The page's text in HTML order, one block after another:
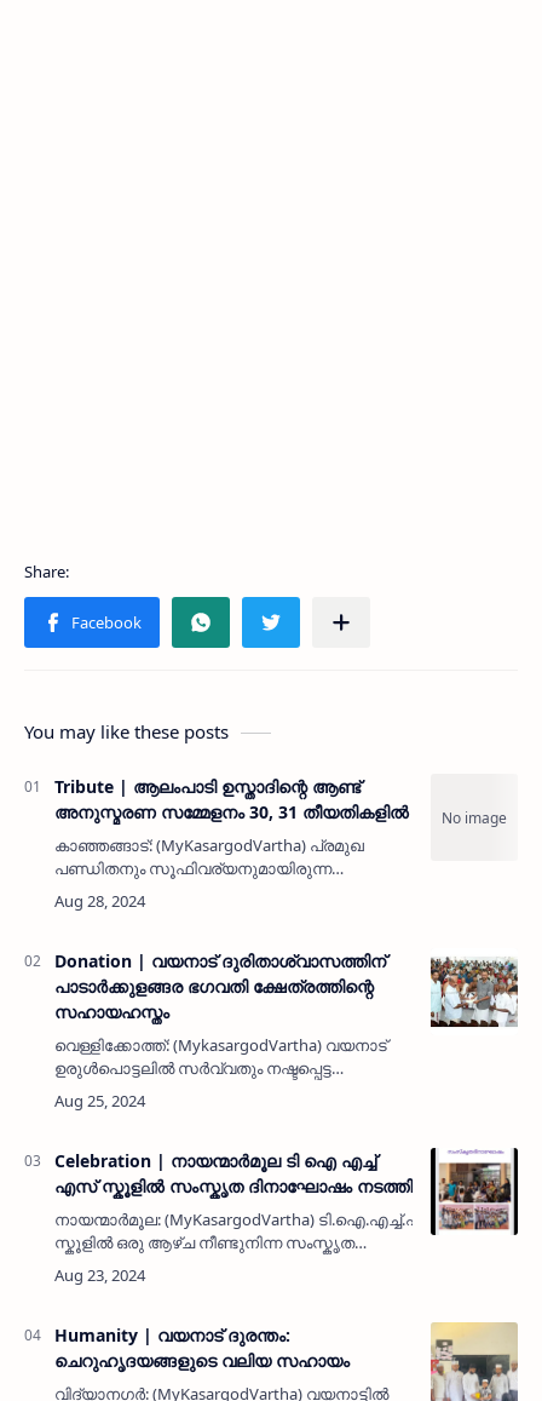
You may like these posts
Tribute | ആലംപാടി ഉസ്താദിന്റെ ആണ്ട്
അനുസ്മരണ സമ്മേളനം 30, 31 തീയതികളിൽ
കാഞ്ഞങ്ങാട്: (MyKasargodVartha) പ്രമുഖ
പണ്ഡിതനും സൂഫിവര്യനുമായിരുന്ന
ആലംപാടി ഉസ്താദ് എന്ന എ എം കുഞ്ഞബ്ദുല്ല
മുസ്ലിയാരുടെ പതിമൂന്നാം ആണ്ട് അനുസ്മരണ
Donation | വയനാട് ദുരിതാശ്വാസത്തിന്
പാടാർക്കുളങ്ങര ഭഗവതി ക്ഷേത്രത്തിന്റെ
സഹായഹസ്തം
വെള്ളിക്കോത്ത്: (MykasargodVartha) വയനാട്
ഉരുൾപൊട്ടലിൽ സർവ്വതും നഷ്ടപ്പെട്ട
ജനങ്ങളുടെ സഹായത്തിനായി സർക്കാറിന്റെ
പുനരധിവാസ പ്രവർത്തനങ്ങൾക്ക് ശക്തി
Celebration | നായന്മാർമൂല ടി ഐ എച്ച്
എസ് സ്കൂളിൽ സംസ്കൃത ദിനാഘോഷം നടത്തി
നായന്മാർമൂല: (MyKasargodVartha) ടി.ഐ.എച്ച്.എസ്.
സ്കൂളിൽ ഒരു ആഴ്ച നീണ്ടുനിന്ന സംസ്കൃത
ദിനാഘോഷ പരിപാടി ഹെഡ്മാസ്റ്റർ പി.കെ.
അനിൽകുമാർ ഉദ്ഘാടനം ചെയ്തു. സംസ്കൃത
Humanity | വയനാട് ദുരന്തം:
ചെറുഹൃദയങ്ങളുടെ വലിയ സഹായം
വിദ്യാനഗർ: (MyKasargodVartha) വയനാട്ടിൽ